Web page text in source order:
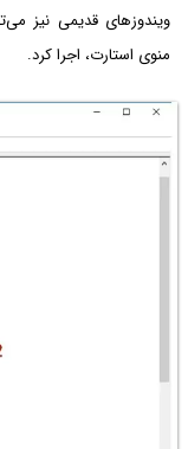
منوی استارت، اجرا کرد.